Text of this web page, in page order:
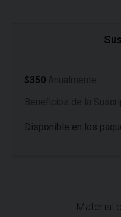
$350
Disponible en los
Material